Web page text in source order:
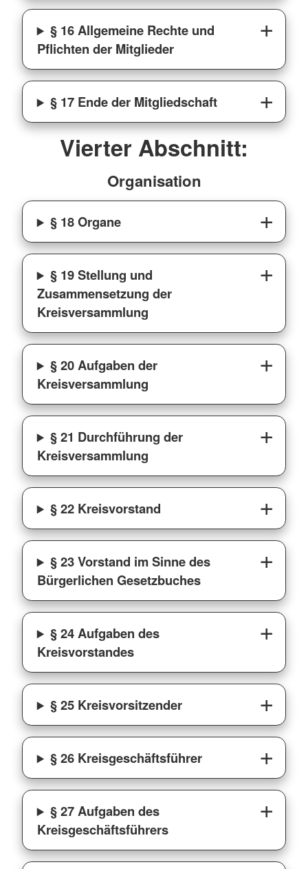
§ 16 Allgemeine Rechte und
Pflichten der Mitglieder
§ 17 Ende der Mitgliedschaft
Vierter Abschnitt:
Organisation
§ 18 Organe
§ 19 Stellung und
Zusammensetzung der
Kreisversammlung
§ 20 Aufgaben der
Kreisversammlung
§ 21 Durchführung der
Kreisversammlung
§ 22 Kreisvorstand
§ 23 Vorstand im Sinne des
Bürgerlichen Gesetzbuches
§ 24 Aufgaben des
Kreisvorstandes
§ 25 Kreisvorsitzender
§ 26 Kreisgeschäftsführer
§ 27 Aufgaben des
Kreisgeschäftsführers